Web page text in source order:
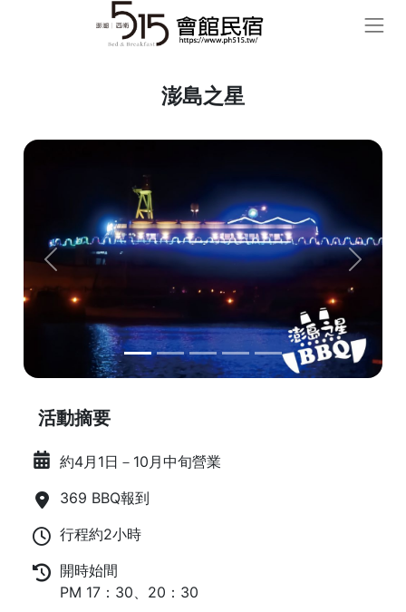
澎島之星
Previous Next
活動摘要
約4月1日－10月中旬營業
369 BBQ報到
行程約2小時
開時始間
PM 17：30、20：30